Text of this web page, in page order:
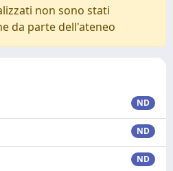
non sono stati
da parte dell'ateneo
ND
ND
ND